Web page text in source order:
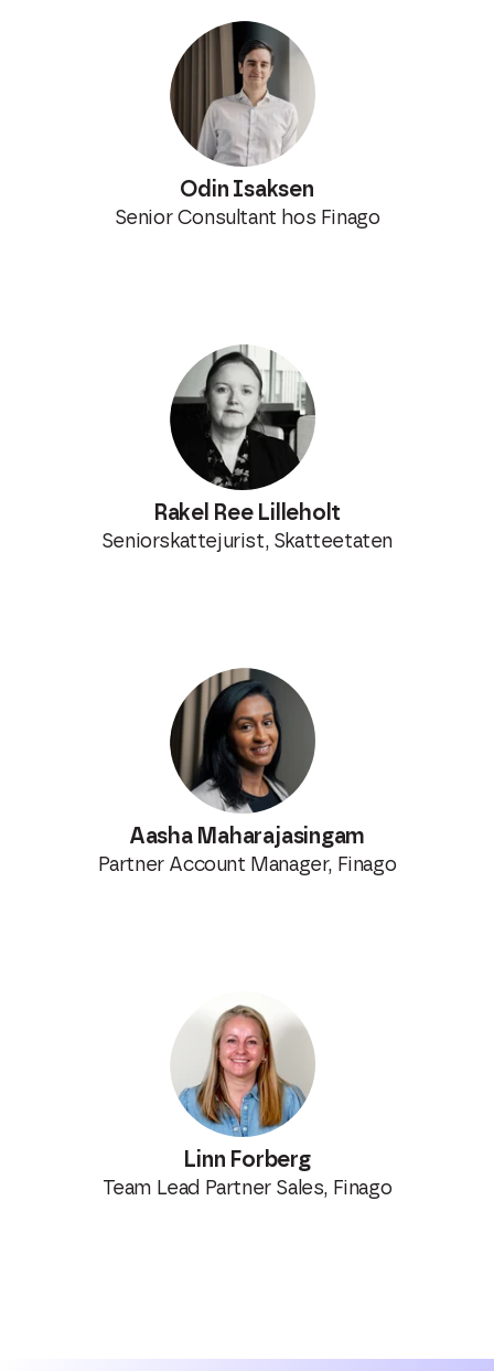
Odin Isaksen
Senior Consultant hos Finago
Rakel Ree Lilleholt
Seniorskattejurist, Skatteetaten
Aasha Maharajasingam
Partner Account Manager, Finago
Linn Forberg
Team Lead Partner Sales, Finago